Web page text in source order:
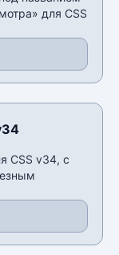
для CSS
CSS v34, с